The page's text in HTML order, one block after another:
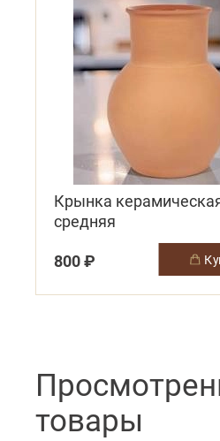
Крынка
средняя
800 ₽
товары